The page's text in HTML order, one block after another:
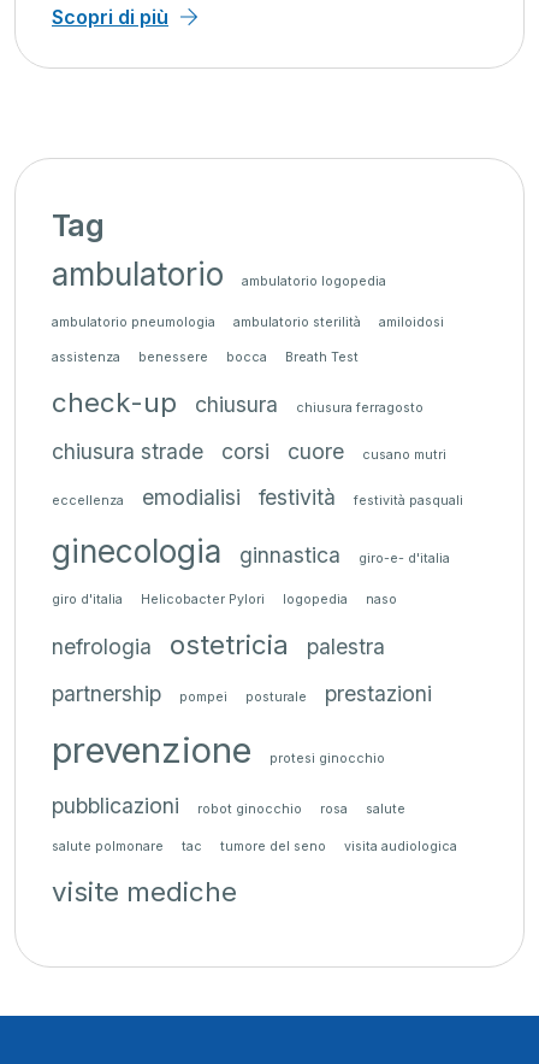
Scopri di più
Tag
ambulatorio ambulatorio logopedia
ambulatorio pneumologia ambulatorio sterilità amiloidosi
assistenza benessere bocca Breath Test
check-up chiusura chiusura ferragosto
chiusura strade corsi cuore cusano mutri
eccellenza emodialisi festività festività pasquali
ginecologia ginnastica giro-e- d'italia
giro d'italia Helicobacter Pylori logopedia naso
nefrologia ostetricia
palestra
partnership
pompei posturale prestazioni
prevenzione protesi ginocchio
pubblicazioni robot ginocchio rosa salute
salute polmonare tac tumore del seno visita audiologica
visite mediche